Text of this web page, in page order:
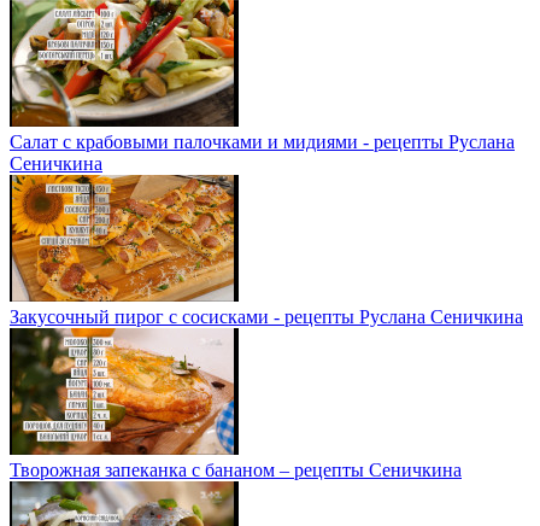
Салат с крабовыми палочками и мидиями - рецепты Руслана
Сеничкина
Закусочный пирог с сосисками - рецепты Руслана Сеничкина
Творожная запеканка с бананом – рецепты Сеничкина